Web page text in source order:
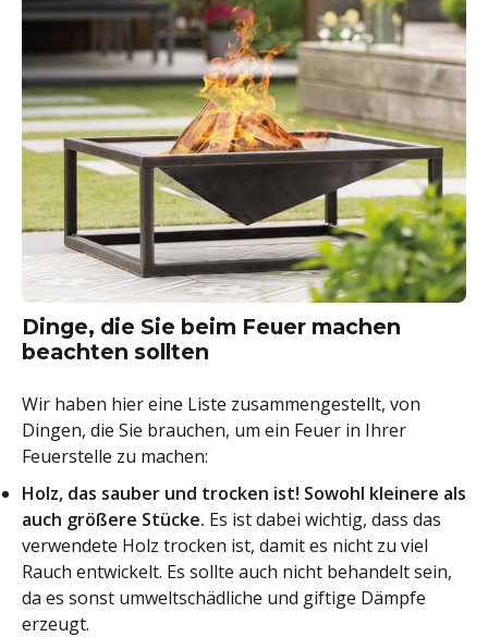
Dinge, die Sie beim Feuer machen
beachten sollten
Wir haben hier eine Liste zusammengestellt, von
Dingen, die Sie brauchen, um ein Feuer in Ihrer
Feuerstelle zu machen:
Holz, das sauber und trocken ist! Sowohl kleinere als
auch größere Stücke. Es ist dabei wichtig, dass das
verwendete Holz trocken ist, damit es nicht zu viel
Rauch entwickelt. Es sollte auch nicht behandelt sein,
da es sonst umweltschädliche und giftige Dämpfe
erzeugt.